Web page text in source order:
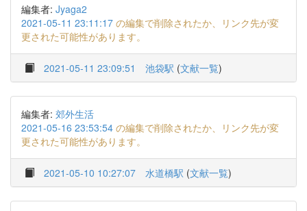
編集者: Jyaga2
2021-05-11 23:11:17 の編集で削除されたか、リンク先が変
更された可能性があります。
2021-05-11 23:09:51 池袋駅 (文献一覧)
編集者: 郊外生活
2021-05-16 23:53:54 の編集で削除されたか、リンク先が変
更された可能性があります。
2021-05-10 10:27:07 水道橋駅 (文献一覧)